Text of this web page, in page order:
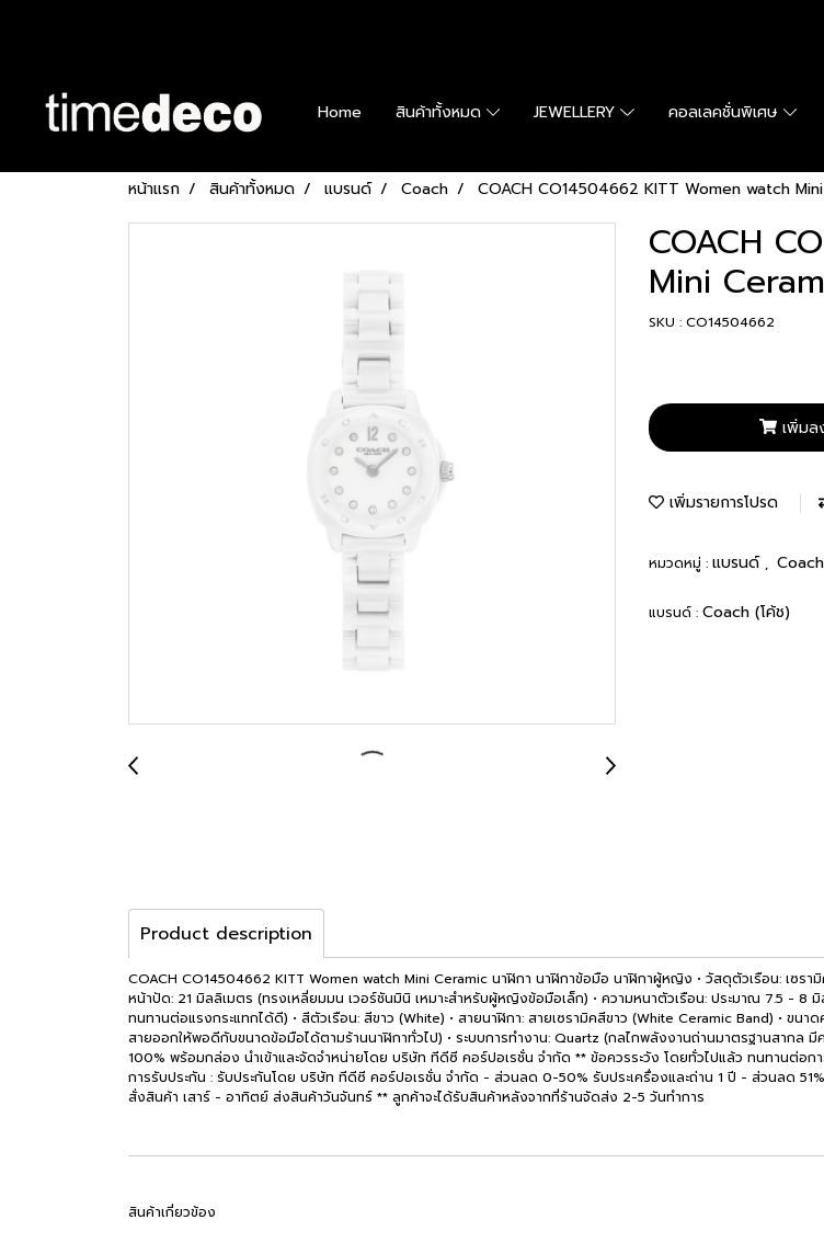
Home สินค้าทั้งหมด JEWELLERY คอลเลคชั่นพิเศษ
หน้าแรก สินค้าทั้งหมด แบรนด์ Coach COACH CO14504662 KITT Women watch
COACH
Mini
SKU : CO14504662
เพิ่มล
เพิ่มรายการโปรด
หมวดหมู่ : แบรนด์ , Coach
แบรนด์ : Coach (โค้ช)
Product description
COACH CO14504662 KITT Women watch Mini Ceramic นาฬิกา นาฬิกาข้อมือ นาฬิกาผู้หญิง • วัสดุตัวเรือน: เซร
หน้าปัด: 21 มิลลิเมตร (ทรงเหลี่ยมมน เวอร์ชันมินิ เหมาะสำหรับผู้หญิงข้อมือเล็ก) • ความหนาตัวเรือน: ประมาณ 7.5 - 8
ทนทานต่อแรงกระแทกได้ดี) • สีตัวเรือน: สีขาว (White) • สายนาฬิกา: สายเซรามิคสีขาว (White Ceramic Band) • ข
สายออกให้พอดีกับขนาดข้อมือได้ตามร้านนาฬิกาทั่วไป) • ระบบการทำงาน: Quartz (กลไกพลังงานถ่านมาตรฐานสากล
100% พร้อมกล่อง นำเข้าและจัดจำหน่ายโดย บริษัท ทีดีซี คอร์ปอเรชั่น จำกัด ** ข้อควรระวัง โดยทั่วไปแล้ว ทนทานต่อกา
การรับประกัน : รับประกันโดย บริษัท ทีดีซี คอร์ปอเรชั่น จำกัด - ส่วนลด 0-50% รับประเครื่องและถ่าน 1 ปี - ส่วนลด
สั่งสินค้า เสาร์ - อาทิตย์ ส่งสินค้าวันจันทร์ ** ลูกค้าจะได้รับสินค้าหลังจากที่ร้านจัดส่ง 2-5 วันทำการ
สินค้าเกี่ยวข้อง